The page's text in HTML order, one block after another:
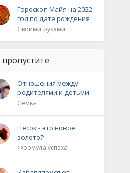
Гороскоп Майя на 2022
год по дате рождения
Своими руками
Отношения между
родителями и детьми
Семья
Песок - это новое
золото?
Формула успеха